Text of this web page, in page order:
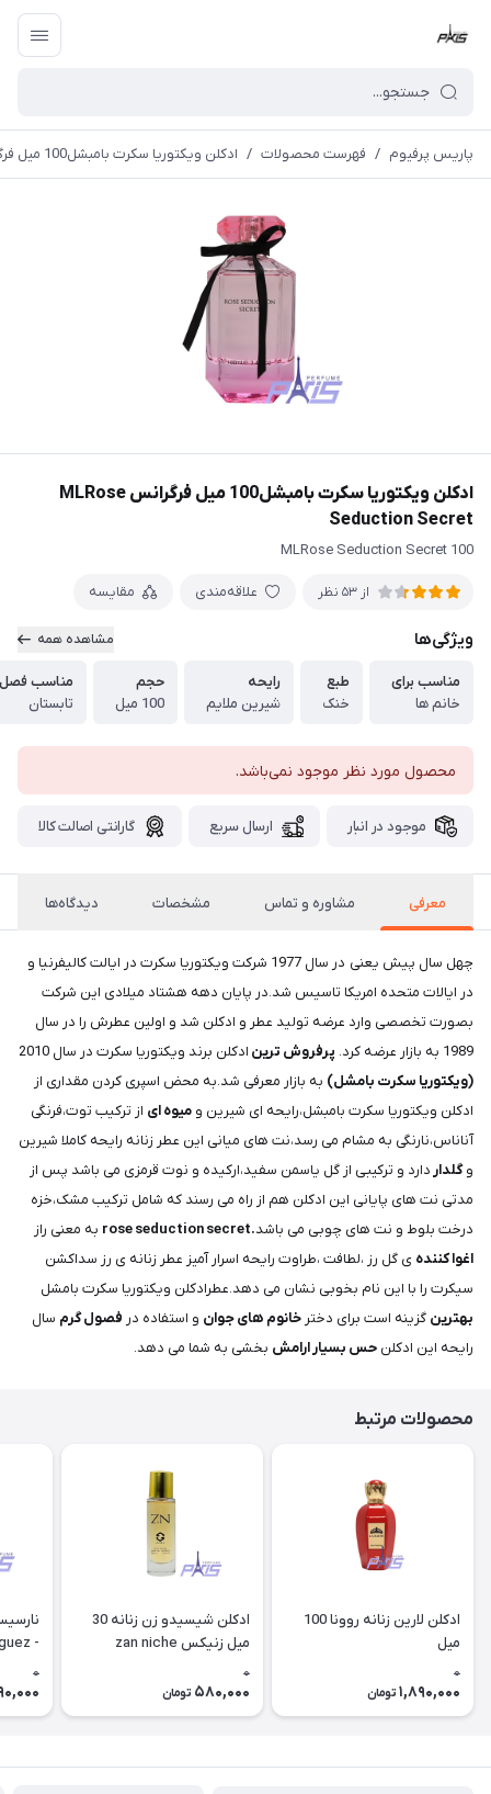
پاریس پرفیوم / فهرست محصولات / ادکلن ویکتوریا سکرت بامبشل100 میل فرگرانس MLRose Seduction Secret
ادکلن ویکتوریا سکرت بامبشل100 میل فرگرانس MLRose
Seduction Secret
100 MLRose Seduction Secret
از 53 نظر علاقه‌مندی مقایسه
ویژگی‌ها مشاهده همه
مناسب برای
خانم ها
طبع
خنک
رایحه
شیرین ملایم
حجم
100 میل
مناسب فصل
تابستان
محصول مورد نظر موجود نمی‌باشد.
موجود در انبار ارسال سریع گارانتی اصالت کالا
معرفی مشاوره و تماس مشخصات دیدگاه‌ها
چهل سال پیش یعنی در سال 1977 شرکت ویکتوریا سکرت در ایالت کالیفرنیا و
در ایالات متحده امریکا تاسیس شد.در پایان دهه هشتاد میلادی این شرکت
بصورت تخصصی وارد عرضه تولید عطر و ادکلن شد و اولین عطرش را در سال
1989 به بازار عرضه کرد.
پرفروش ترین ادکلن برند ویکتوریا سکرت در سال 2010
(ویکتوریا سکرت بامشل) به بازار معرفی شد.به محض اسپری کردن مقداری از
ادکلن ویکتوریا سکرت بامبشل،رایحه ای شیرین و میوه ای از ترکیب توت،فرنگی
آناناس،نارنگی به مشام می رسد،نت های میانی این عطر زنانه رایحه کاملا شیرین
وگلدار دارد و ترکیبی از گل یاسمن سفید،ارکیده و نوت قرمزی می باشد پس از
مدتی نت های پایانی این ادکلن هم از راه می رسند که شامل ترکیب مشک،خزه
درخت بلوط و نت های چوبی می باشد.rose seduction secret
به معنی راز
اغوا کننده ی گل رز ،لطافت ،طراوت رایحه اسرار آمیز عطر زنانه ی رز سداکشن
سیکرت را با این نام بخوبی نشان می دهد.عطرادکلن ویکتوریا سکرت بامشل
بهترین گزینه است برای دختر خانوم های جوان و استفاده در فصول گرم سال
رایحه این ادکلن حس بسیار ارامش بخشی به شما می دهد.
محصولات مرتبط
ادکلن لارین زنانه روونا 100
میل
0
1,890,000 تومان
ادکلن شیسیدو زن زنانه 30
میل زنیکس zan niche
0
580,000 تومان
-
0